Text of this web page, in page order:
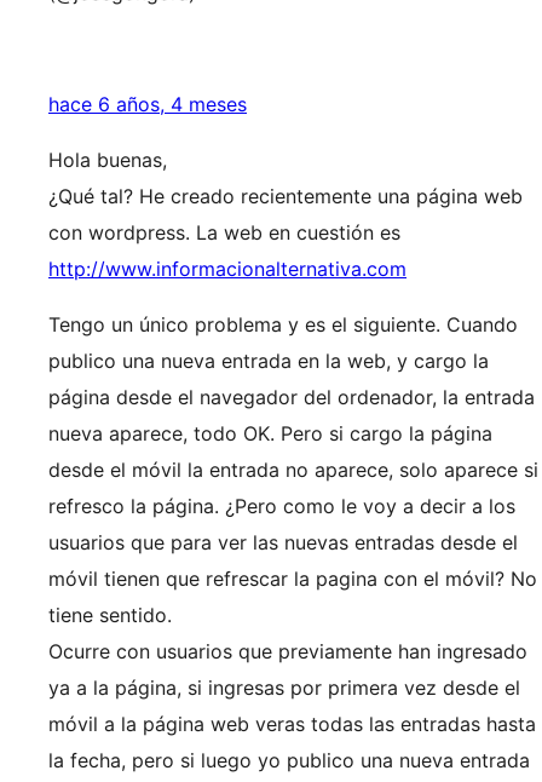
hace 6 años, 4 meses
Hola buenas,
¿Qué tal? He creado recientemente una página web
con wordpress. La web en cuestión es
http://www.informacionalternativa.com
Tengo un único problema y es el siguiente. Cuando
publico una nueva entrada en la web, y cargo la
página desde el navegador del ordenador, la entrada
nueva aparece, todo OK. Pero si cargo la página
desde el móvil la entrada no aparece, solo aparece si
refresco la página. ¿Pero como le voy a decir a los
usuarios que para ver las nuevas entradas desde el
móvil tienen que refrescar la pagina con el móvil? No
tiene sentido.
Ocurre con usuarios que previamente han ingresado
ya a la página, si ingresas por primera vez desde el
móvil a la página web veras todas las entradas hasta
la fecha, pero si luego yo publico una nueva entrada